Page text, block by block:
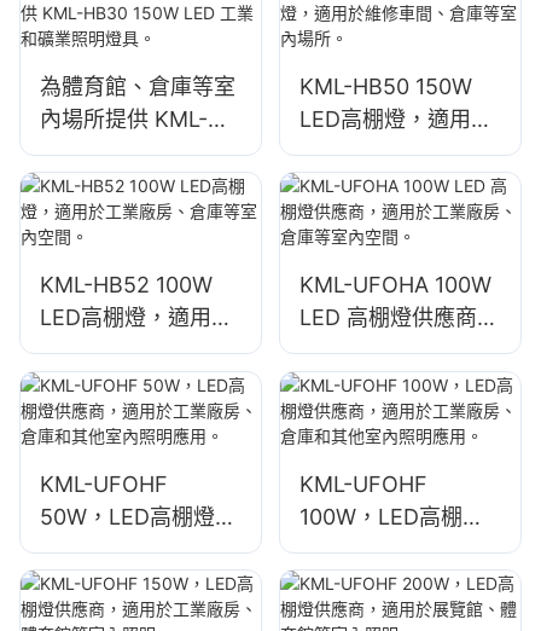
為體育館、倉庫等室
內場所提供 KML-
HB30 150W LED 工
業和礦業照明燈具。
KML-HB50 150W
LED高棚燈，適用於
維修車間、倉庫等室
內場所。
KML-HB52 100W
LED高棚燈，適用於
工業廠房、倉庫等室
內空間。
KML-UFOHA 100W
LED 高棚燈供應商，
適用於工業廠房、倉
庫等室內空間。
KML-UFOHF
50W，LED高棚燈供
應商，適用於工業廠
房、倉庫和其他室內
照明應用。
KML-UFOHF
100W，LED高棚燈
供應商，適用於工業
廠房、倉庫和其他室
內照明應用。